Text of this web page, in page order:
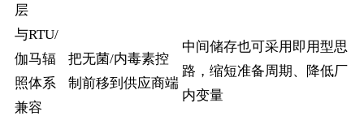
层
与RTU/
伽马辐
照体系
兼容
把无菌/内毒素控
制前移到供应商端
中间储存也可采用即用型思
路，缩短准备周期、降低厂
内变量